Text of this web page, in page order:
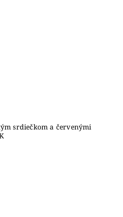
srdiečkom a červenými